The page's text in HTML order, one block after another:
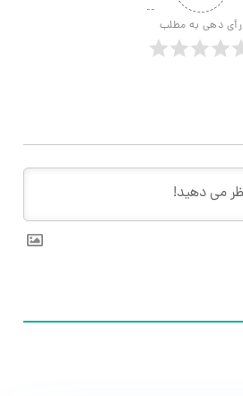
رأی دهی به مطلب